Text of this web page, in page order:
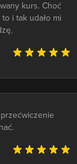
kurs. Choć
i tak udało mi